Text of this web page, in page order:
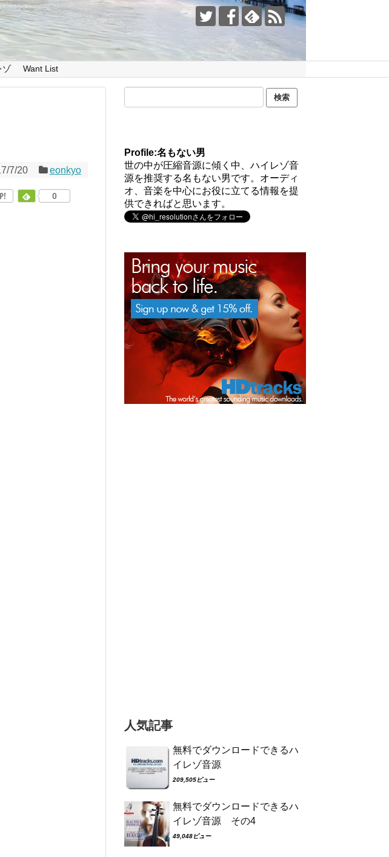
ゾ Want List
7/20 eonkyo
0
Profile:名もない男
世の中が圧縮音源に傾く中、ハイレゾ音
源を推奨する名もない男です。オーディ
オ、音楽を中心にお役に立てる情報を提
供できればと思います。
人気記事
無料でダウンロードできるハ
イレゾ音源
209,505ビュー
無料でダウンロードできるハ
イレゾ音源 その4
49,048ビュー